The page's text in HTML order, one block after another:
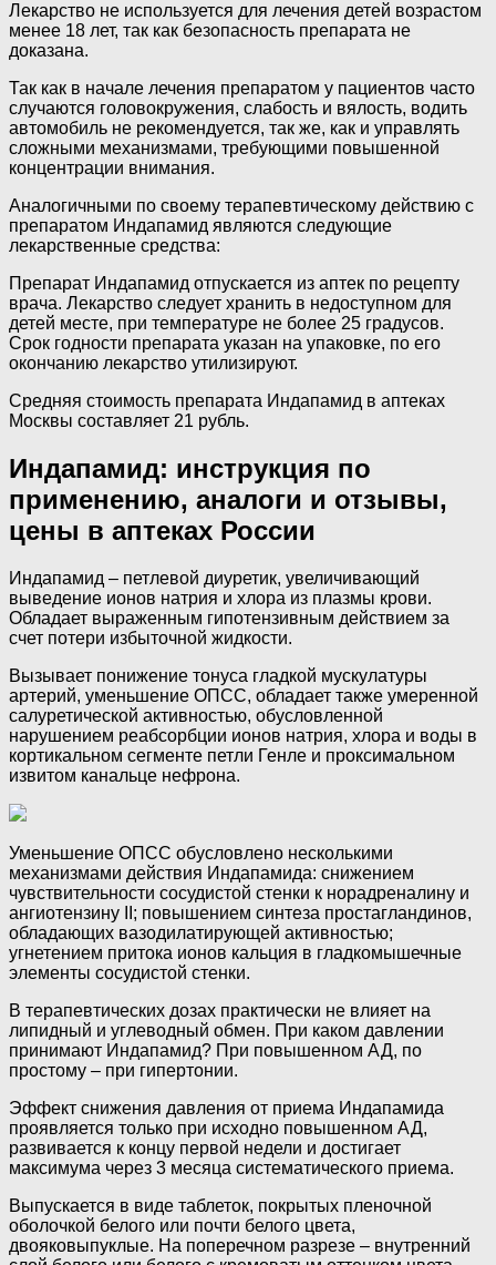
Лекарство не используется для лечения детей возрастом
менее 18 лет, так как безопасность препарата не
доказана.
Так как в начале лечения препаратом у пациентов часто
случаются головокружения, слабость и вялость, водить
автомобиль не рекомендуется, так же, как и управлять
сложными механизмами, требующими повышенной
концентрации внимания.
Аналогичными по своему терапевтическому действию с
препаратом Индапамид являются следующие
лекарственные средства:
Препарат Индапамид отпускается из аптек по рецепту
врача. Лекарство следует хранить в недоступном для
детей месте, при температуре не более 25 градусов.
Срок годности препарата указан на упаковке, по его
окончанию лекарство утилизируют.
Средняя стоимость препарата Индапамид в аптеках
Москвы составляет 21 рубль.
Индапамид: инструкция по
применению, аналоги и отзывы,
цены в аптеках России
Индапамид – петлевой диуретик, увеличивающий
выведение ионов натрия и хлора из плазмы крови.
Обладает выраженным гипотензивным действием за
счет потери избыточной жидкости.
Вызывает понижение тонуса гладкой мускулатуры
артерий, уменьшение ОПСС, обладает также умеренной
салуретической активностью, обусловленной
нарушением реабсорбции ионов натрия, хлора и воды в
кортикальном сегменте петли Генле и проксимальном
извитом канальце нефрона.
Уменьшение ОПСС обусловлено несколькими
механизмами действия Индапамида: снижением
чувствительности сосудистой стенки к норадреналину и
ангиотензину II; повышением синтеза простагландинов,
обладающих вазодилатирующей активностью;
угнетением притока ионов кальция в гладкомышечные
элементы сосудистой стенки.
В терапевтических дозах практически не влияет на
липидный и углеводный обмен. При каком давлении
принимают Индапамид? При повышенном АД, по
простому – при гипертонии.
Эффект снижения давления от приема Индапамида
проявляется только при исходно повышенном АД,
развивается к концу первой недели и достигает
максимума через 3 месяца систематического приема.
Выпускается в виде таблеток, покрытых пленочной
оболочкой белого или почти белого цвета,
двояковыпуклые. На поперечном разрезе – внутренний